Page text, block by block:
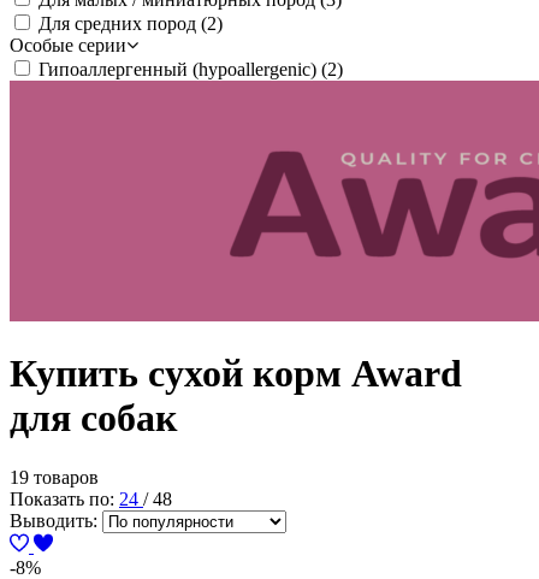
Для средних пород (2)
Особые серии
Гипоаллергенный (hypoallergenic) (2)
Купить сухой корм Award
для собак
19 товаров
Показать по: 24 /48
Выводить:
-8%